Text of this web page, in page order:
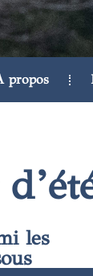
propos
les